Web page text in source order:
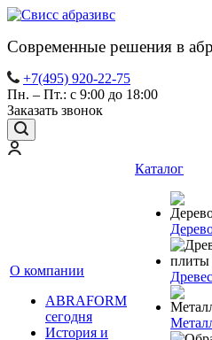
Современные решения в
+7(495) 920-22-75
Пн. – Пт.: с 9:00 до 18:00
Заказать звонок
О компании
ABRAFORM
сегодня
История и
Каталог